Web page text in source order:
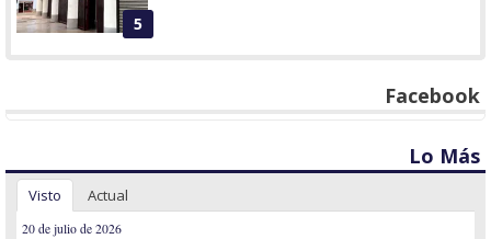
5
Facebook
Lo Más
Visto Actual
20 de julio de 2026